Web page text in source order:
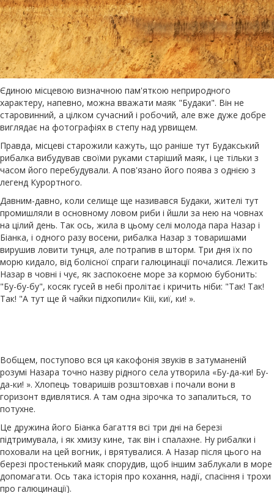
Єдиною місцевою визначною пам'яткою неприродного
характеру, напевно, можна вважати маяк "Будаки". Він не
старовинний, а цілком сучасний і робочий, але вже дуже добре
виглядає на фотографіях в степу над урвищем.
Правда, місцеві старожили кажуть, що раніше тут Будакський
рибалка вибудував своїми руками старіший маяк, і це тільки з
часом його перебудували. А пов'язано його поява з однією з
легенд Курортного.
Давним-давно, коли селище ще називався Будаки, жителі тут
промишляли в основному ловом риби і йшли за нею на човнах
на цілий день. Так ось, жила в цьому селі молода пара Назар і
Біанка, і одного разу восени, рибалка Назар з товаришами
вирушив ловити тунця, але потрапив в шторм. Три дня їх по
морю кидало, від болісної спраги галюцинації почалися. Лежить
Назар в човні і чує, як заспокоєне море за кормою бубонить:
"Бу-бу-бу", косяк гусей в небі пролітає і кричить ніби: "Так! Так!
Так! "А тут ще й чайки підхопили« Кііі, киї, ки! ».
Вобщем, поступово вся ця какофонія звуків в затуманеній
розумі Назара точно назву рідного села утворила «Бу-да-ки! Бу-
да-ки! ». Хлопець товаришів розштовхав і почали вони в
горизонт вдивлятися. А там одна зірочка то запалиться, то
потухне.
Це дружина його Біанка багаття всі три дні на березі
підтримувала, і як хмизу кине, так він і спалахне. Ну рибалки і
поховали на цей вогник, і врятувалися. А Назар після цього на
березі простенький маяк спорудив, щоб іншим заблукали в море
допомагати. Ось така історія про кохання, надії, спасіння і трохи
про галюцинації).